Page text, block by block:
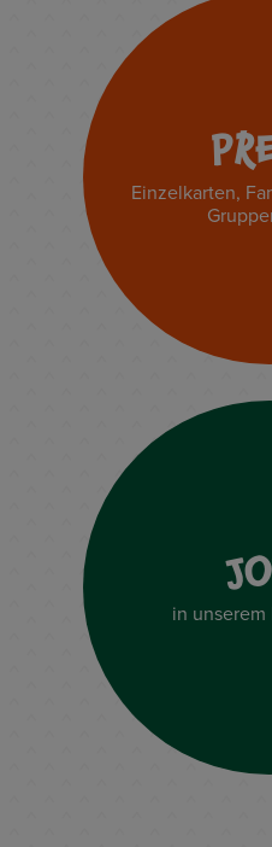
Einzelkarten,
in